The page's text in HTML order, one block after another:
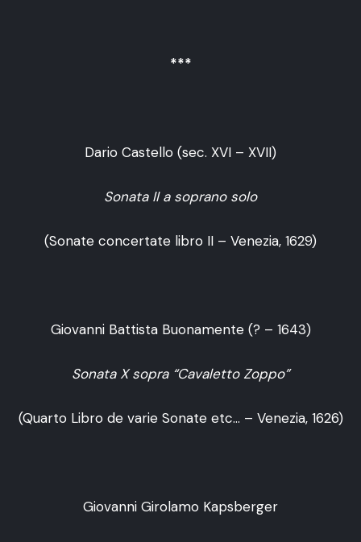
***
Dario Castello (sec. XVI – XVII)
Sonata II a soprano solo
(Sonate concertate libro II – Venezia, 1629)
Giovanni Battista Buonamente (? – 1643)
Sonata X sopra “Cavaletto Zoppo”
(Quarto Libro de varie Sonate etc… – Venezia, 1626)
Giovanni Girolamo Kapsberger